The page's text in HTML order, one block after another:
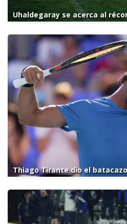
Uhaldegaray se acerca al
Thiago Tirante dio el